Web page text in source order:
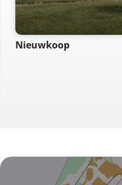
Nieuwkoop